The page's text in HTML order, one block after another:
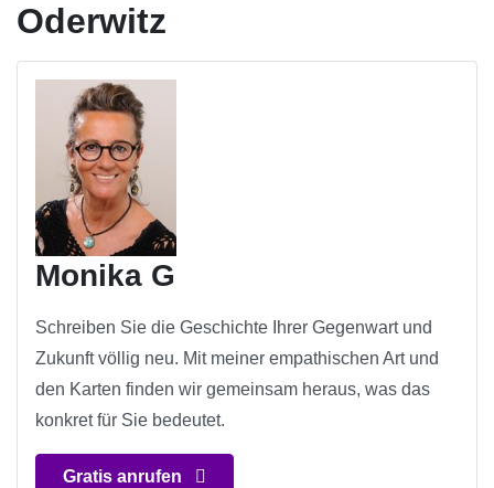
Oderwitz
Monika G
Schreiben Sie die Geschichte Ihrer Gegenwart und
Zukunft völlig neu. Mit meiner empathischen Art und
den Karten finden wir gemeinsam heraus, was das
konkret für Sie bedeutet.
Gratis anrufen